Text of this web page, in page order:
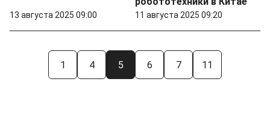
13 августа 2025 09:00 11 августа 2025 09:20
1 4 5 6 7 11